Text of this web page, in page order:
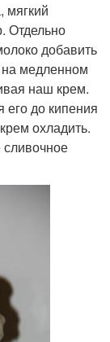
мягкий
Отдельно
добавить
медленном
наш крем.
его до кипения
охладить.